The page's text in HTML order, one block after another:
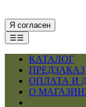
Я согласен
☰☰
КАТАЛОГ
ПРЕДЗАКАЗ
ОПЛАТА И
О